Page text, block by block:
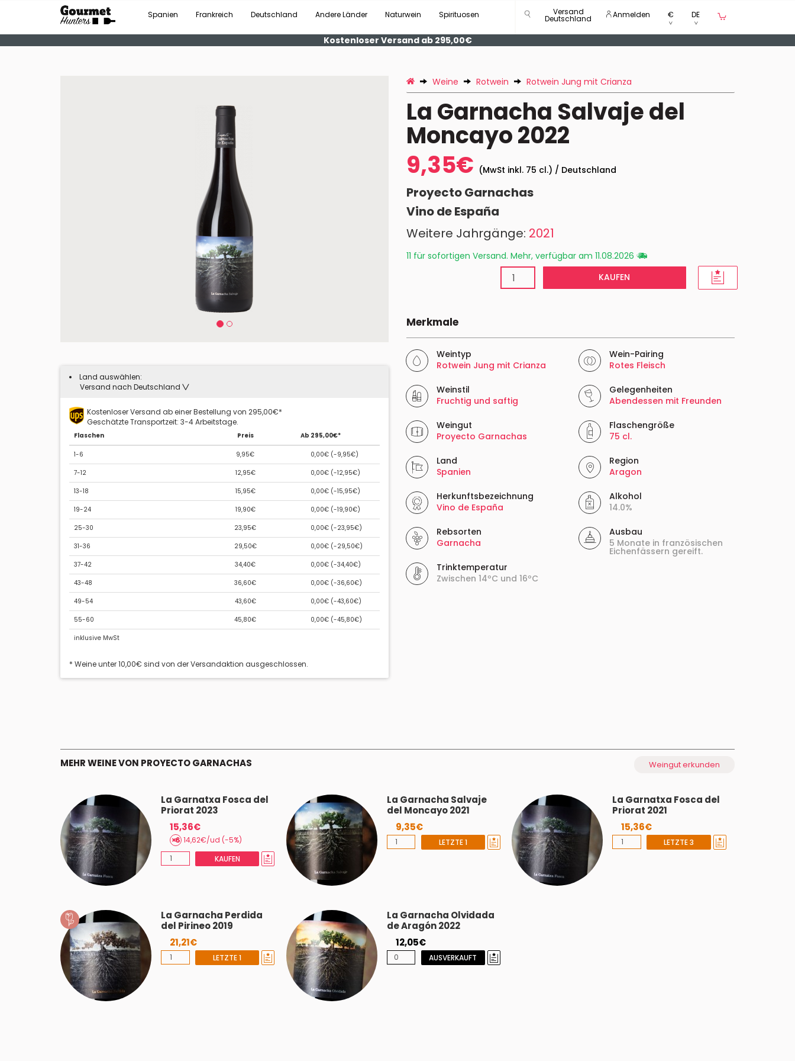
Spanien Frankreich Deutschland Andere Länder Naturwein Spirituosen Versand
Deutschland Anmelden € DE
Kostenloser Versand ab 295,00€
Land auswählen:
Versand nach Deutschland
Kostenloser Versand ab einer Bestellung von 295,00€*
Geschätzte Transportzeit: 3-4 Arbeitstage.
Flaschen Preis Ab 295,00€*
1-6 9,95€ 0,00€ (-9,95€)
7-12 12,95€ 0,00€ (-12,95€)
13-18 15,95€ 0,00€ (-15,95€)
19-24 19,90€ 0,00€ (-19,90€)
25-30 23,95€ 0,00€ (-23,95€)
31-36 29,50€ 0,00€ (-29,50€)
37-42 34,40€ 0,00€ (-34,40€)
43-48 36,60€ 0,00€ (-36,60€)
49-54 43,60€ 0,00€ (-43,60€)
55-60 45,80€ 0,00€ (-45,80€)
inklusive MwSt
* Weine unter 10,00€ sind von der Versandaktion ausgeschlossen.
Weine Rotwein Rotwein Jung mit Crianza
La Garnacha Salvaje del
Moncayo 2022
9,35€ (MwSt inkl. 75 cl.) / Deutschland
Proyecto Garnachas
Vino de España
Weitere Jahrgänge: 2021
11 für sofortigen Versand. Mehr, verfügbar am 11.08.2026
KAUFEN
Merkmale
Weintyp
Rotwein Jung mit Crianza
Wein-Pairing
Rotes Fleisch
Weinstil
Fruchtig und saftig
Gelegenheiten
Abendessen mit Freunden
Weingut
Proyecto Garnachas
Flaschengröße
75 cl.
Land
Spanien
Region
Aragon
Herkunftsbezeichnung
Vino de España
Alkohol
14.0%
Rebsorten
Garnacha
Trinktemperatur
Zwischen 14ºC und 16ºC
Ausbau
5 Monate in französischen
Eichenfässern gereift.
MEHR WEINE VON PROYECTO GARNACHAS Weingut erkunden
La Garnatxa Fosca del
Priorat 2023
15,36€
14,62€/ud (-5%)
KAUFEN
La Garnacha Salvaje
del Moncayo 2021
9,35€
LETZTE 1
La Garnatxa Fosca del
Priorat 2021
15,36€
LETZTE 3
La Garnacha Perdida
del Pirineo 2019
21,21€
LETZTE 1
La Garnacha Olvidada
de Aragón 2022
12,05€
AUSVERKAUFT